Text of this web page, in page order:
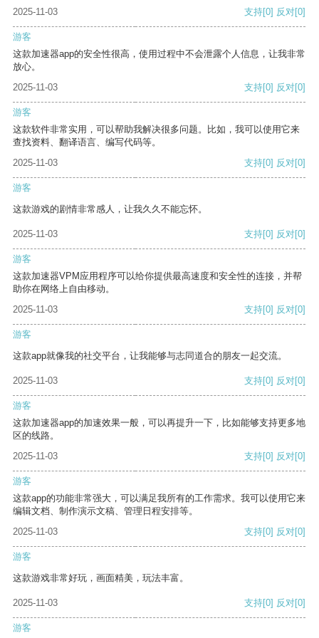
2025-11-03 支持[0] 反对[0]
游客
这款加速器app的安全性很高，使用过程中不会泄露个人信息，让我非常
放心。
2025-11-03
支持[0] 反对[0]
游客
这款软件非常实用，可以帮助我解决很多问题。比如，我可以使用它来
查找资料、翻译语言、编写代码等。
2025-11-03
支持[0] 反对[0]
游客
这款游戏的剧情非常感人，让我久久不能忘怀。
2025-11-03 支持[0] 反对[0]
游客
这款加速器VPM应用程序可以给你提供最高速度和安全性的连接，并帮
助你在网络上自由移动。
2025-11-03
支持[0] 反对[0]
游客
这款app就像我的社交平台，让我能够与志同道合的朋友一起交流。
2025-11-03 支持[0] 反对[0]
游客
这款加速器app的加速效果一般，可以再提升一下，比如能够支持更多地
区的线路。
2025-11-03
支持[0] 反对[0]
游客
这款app的功能非常强大，可以满足我所有的工作需求。我可以使用它来
编辑文档、制作演示文稿、管理日程安排等。
2025-11-03
支持[0] 反对[0]
游客
这款游戏非常好玩，画面精美，玩法丰富。
2025-11-03 支持[0] 反对[0]
游客